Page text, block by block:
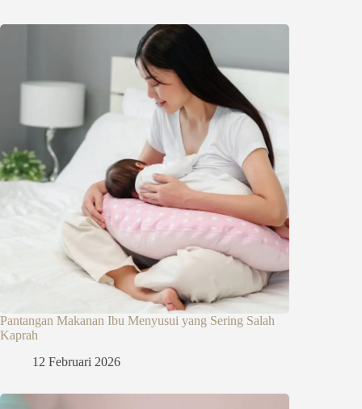
Pantangan Makanan Ibu Menyusui yang Sering Salah
Kaprah
12 Februari 2026